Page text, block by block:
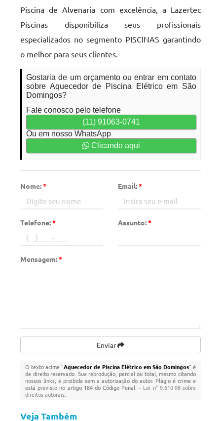
Piscina de Alvenaria com excelência, a Lazertec
Piscinas disponibiliza seus profissionais
especializados no segmento PISCINAS garantindo
o melhor para seus clientes.
Gostaria de um orçamento ou entrar em contato
sobre Aquecedor de Piscina Elétrico em São
Domingos?
Fale conosco pelo telefone
(11) 91063-0741
Ou em nosso WhatsApp
Clicando aqui
Nome:* Email:*
Telefone:* Assunto:*
Mensagem:*
Enviar
O texto acima "Aquecedor de Piscina Elétrico em São Domingos" é
de direito reservado. Sua reprodução, parcial ou total, mesmo citando
nossos links, é proibida sem a autorização do autor. Plágio é crime e
está previsto no artigo 184 do Código Penal. – Lei n° 9.610-98 sobre
direitos autorais
Veja Também